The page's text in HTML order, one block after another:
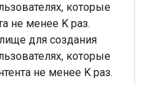
которые
не менее K раз.
для создания
которые
не менее K раз.